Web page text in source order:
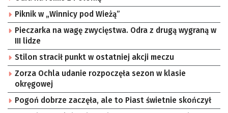
Piknik w „Winnicy pod Wieżą”
Pieczarka na wagę zwycięstwa. Odra z drugą wygraną w
III lidze
Stilon stracił punkt w ostatniej akcji meczu
Zorza Ochla udanie rozpoczęła sezon w klasie
okręgowej
Pogoń dobrze zaczęła, ale to Piast świetnie skończył